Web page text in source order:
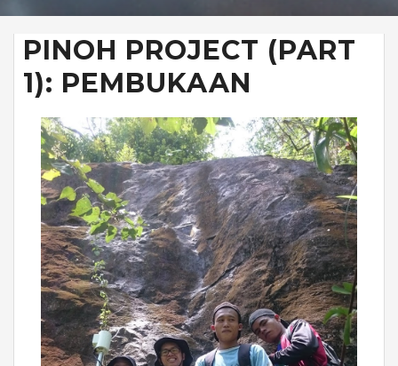
PINOH PROJECT (PART
1): PEMBUKAAN